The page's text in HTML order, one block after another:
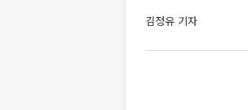
김정유 기자